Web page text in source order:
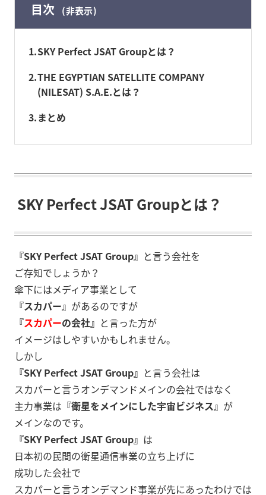
目次 非表示
1 SKY Perfect JSAT Groupとは？
2 THE EGYPTIAN SATELLITE COMPANY
(NILESAT) S.A.E.とは？
3 まとめ
SKY Perfect JSAT Groupとは？
『SKY Perfect JSAT Group』 と言う会社を
ご存知でしょうか？
傘下にはメディア事業として
『スカパー』 があるのですが
『スカパーの会社』 と言った方が
イメージはしやすいかもしれません。
しかし
『SKY Perfect JSAT Group』 と言う会社は
スカパーと言うオンデマンドメインの会社ではなく
主力事業は 『衛星をメインにした宇宙ビジネス』 が
メインなのです。
『SKY Perfect JSAT Group』 は
日本初の民間の衛星通信事業の立ち上げに
成功した会社で
スカパーと言うオンデマンド事業が先にあったわけでは